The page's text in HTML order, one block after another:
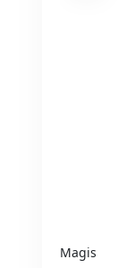
Magis